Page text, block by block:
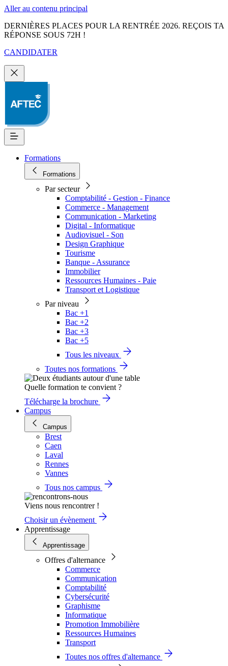
Aller au contenu principal
DERNIÈRES PLACES POUR LA RENTRÉE 2026. REÇOIS TA
RÉPONSE SOUS 72H !
CANDIDATER
Formations
Formations
Par secteur
Comptabilité - Gestion - Finance
Commerce - Management
Communication - Marketing
Digital - Informatique
Audiovisuel - Son
Design Graphique
Tourisme
Banque - Assurance
Immobilier
Ressources Humaines - Paie
Transport et Logistique
Par niveau
Bac +1
Bac +2
Bac +3
Bac +5
Tous les niveaux
Toutes nos formations
Quelle formation te convient ?
Télécharge la brochure
Campus
Campus
Brest
Caen
Laval
Rennes
Vannes
Tous nos campus
Viens nous rencontrer !
Choisir un évènement
Apprentissage
Apprentissage
Offres d'alternance
Commerce
Communication
Comptabilité
Cybersécurité
Graphisme
Informatique
Promotion Immobilière
Ressources Humaines
Transport
Toutes nos offres d'alternance